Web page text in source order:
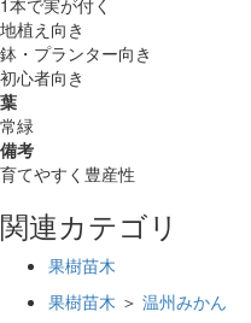
1本で実が付く
地植え向き
鉢・プランター向き
初心者向き
葉
常緑
備考
育てやすく豊産性
関連カテゴリ
果樹苗木
果樹苗木 ＞ 温州みかん